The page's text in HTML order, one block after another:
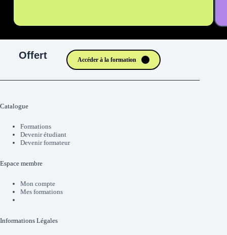
Offert Accéder à la formation
Catalogue
Formations
Devenir étudiant
Devenir formateur
Espace membre
Mon compte
Mes formations
Informations Légales